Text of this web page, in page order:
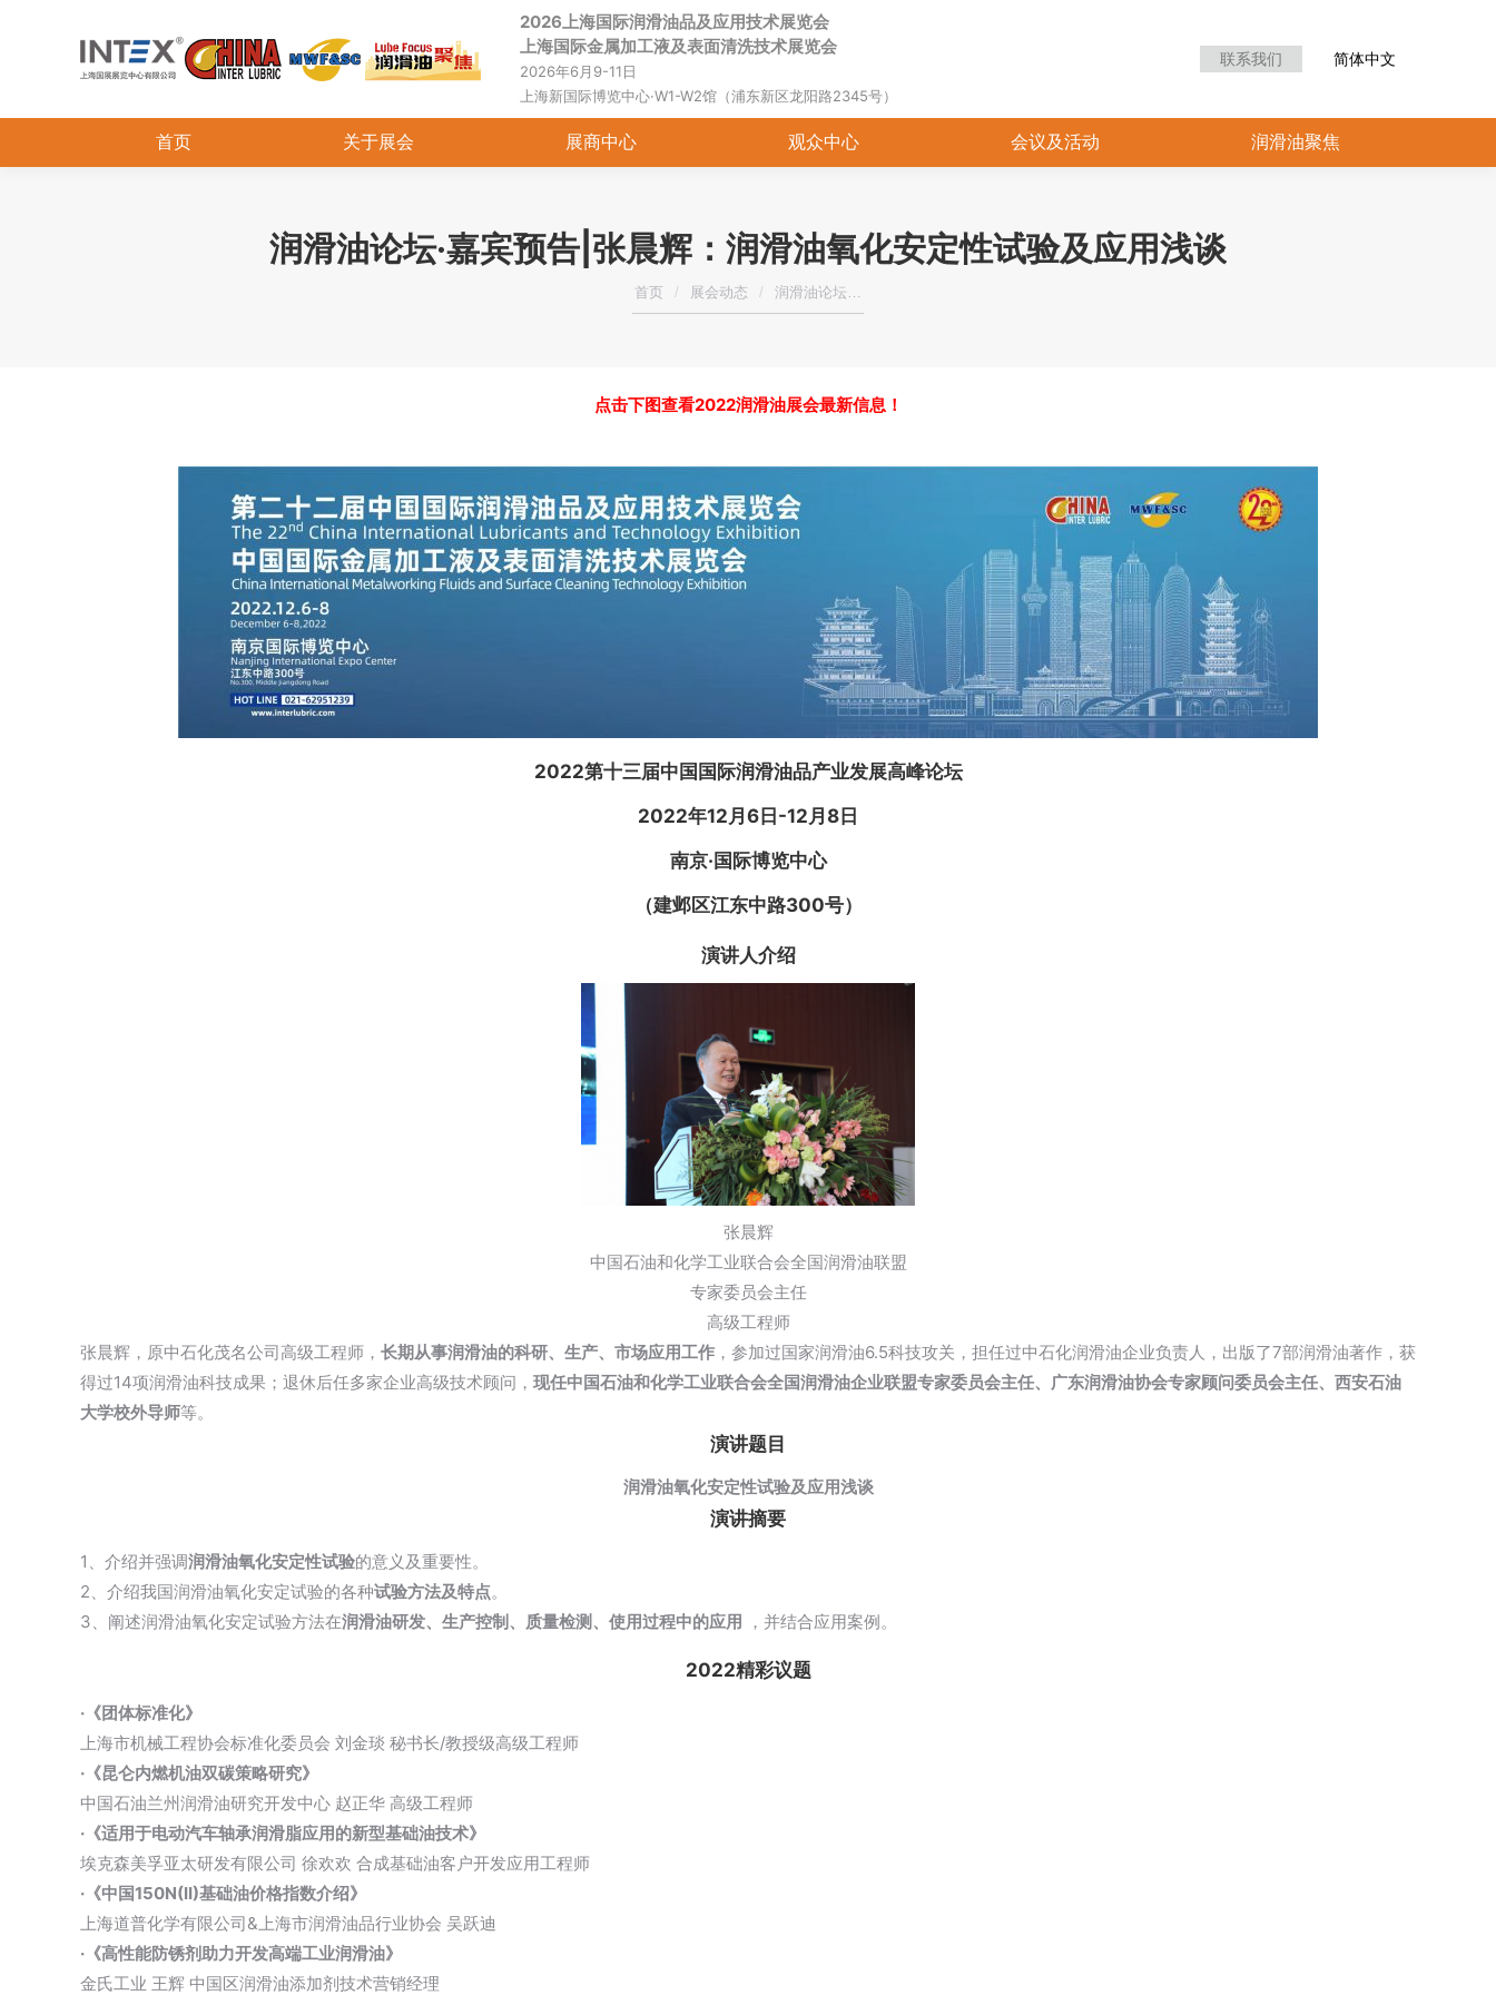
2026上海国际润滑油品及应用技术展览会
上海国际金属加工液及表面清洗技术展览会
2026年6月9-11日
上海新国际博览中心·W1-W2馆（浦东新区龙阳路2345号）
联系我们 简体中文
首页 关于展会 展商中心 观众中心 会议及活动 润滑油聚焦
润滑油论坛·嘉宾预告|张晨辉：润滑油氧化安定性试验及应用浅谈
您在这里：
首页 展会动态 润滑油论坛…
点击下图查看2022润滑油展会最新信息！
2022第十三届中国国际润滑油品产业发展高峰论坛
2022年12月6日-12月8日
南京·国际博览中心
（建邺区江东中路300号）
演讲人介绍
张晨辉
中国石油和化学工业联合会全国润滑油联盟
专家委员会主任
高级工程师
张晨辉，原中石化茂名公司高级工程师， 长期从事润滑油的科研、生产、市场应用工作 ，参加过国家润滑油6.5科技攻关，担任过中石化润滑油企业负责人，出版了7部润滑油著作，获
得过14项润滑油科技成果；退休后任多家企业高级技术顾问， 现任中国石油和化学工业联合会全国润滑油企业联盟专家委员会主任、广东润滑油协会专家顾问委员会主任、西安石油
大学校外导师等。
演讲题目
润滑油氧化安定性试验及应用浅谈
演讲摘要
1、介绍并强调润滑油氧化安定性试验的意义及重要性。
2、介绍我国润滑油氧化安定试验的各种试验方法及特点。
3、阐述润滑油氧化安定试验方法在润滑油研发、生产控制、质量检测、使用过程中的应用 ，并结合应用案例。
2022精彩议题
·《团体标准化》
上海市机械工程协会标准化委员会 刘金琰 秘书长/教授级高级工程师
·《昆仑内燃机油双碳策略研究》
中国石油兰州润滑油研究开发中心 赵正华 高级工程师
·《适用于电动汽车轴承润滑脂应用的新型基础油技术》
埃克森美孚亚太研发有限公司 徐欢欢 合成基础油客户开发应用工程师
·《中国150N(II)基础油价格指数介绍》
上海道普化学有限公司&上海市润滑油品行业协会 吴跃迪
·《高性能防锈剂助力开发高端工业润滑油》
金氏工业 王辉 中国区润滑油添加剂技术营销经理
首页 关于展会 展商中心